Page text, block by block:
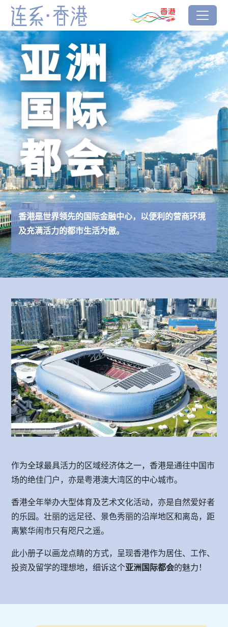
跳到主要内容
连系‧香港 香港品牌
主页
香港是世界领先的国际金融中心，以便利的营商环境
及充满活力的都市生活为傲。
作为全球最具活力的区域经济体之一，香港是通往中国市
场的绝佳门户，亦是粤港澳大湾区的中心城市。
香港全年举办大型体育及艺术文化活动，亦是自然爱好者
的乐园。壮丽的远足径、景色秀丽的沿岸地区和离岛，距
离繁华闹市只有咫尺之遥。
此小册子以画龙点睛的方式，呈现香港作为居住、工作、
投资及留学的理想地，细诉这个亚洲国际都会的魅力！